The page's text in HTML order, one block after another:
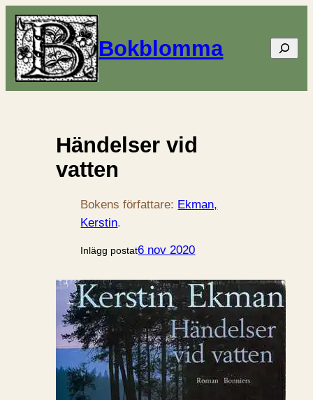
Bokblomma Sök
Händelser vid
vatten
Bokens författare: Ekman,
Kerstin.
Inlägg postat6 nov 2020